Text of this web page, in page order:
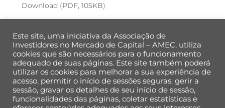
Download (PDF, 105KB)
Back
To
Top
Este site, uma iniciativa da Associação de
Investidores no Mercado de Capital – AMEC, utiliza
cookies que são necessários para o funcionamento
adequado de suas páginas. Este site também poderá
utilizar os cookies para melhorar a sua experiência de
acesso, permitir o início de sessões seguras, gerir a
sessão, gravar os detalhes de seu início de sessão,
funcionalidades das páginas, coletar estatísticas e